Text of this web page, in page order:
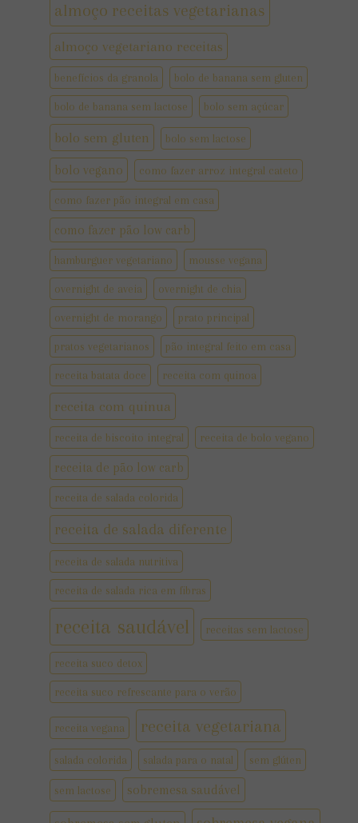
almoço receitas vegetarianas
almoço vegetariano receitas
benefícios da granola bolo de banana sem gluten
bolo de banana sem lactose bolo sem açúcar
bolo sem gluten bolo sem lactose
bolo vegano como fazer arroz integral cateto
como fazer pão integral em casa
como fazer pão low carb
hamburguer vegetariano mousse vegana
overnight de aveia overnight de chia
overnight de morango prato principal
pratos vegetarianos pão integral feito em casa
receita batata doce receita com quinoa
receita com quinua
receita de biscoito integral receita de bolo vegano
receita de pão low carb
receita de salada colorida
receita de salada diferente
receita de salada nutritiva
receita de salada rica em fibras
receita saudável receitas sem lactose
receita suco detox
receita suco refrescante para o verão
receita vegana receita vegetariana
salada colorida salada para o natal sem glúten
sem lactose sobremesa saudável